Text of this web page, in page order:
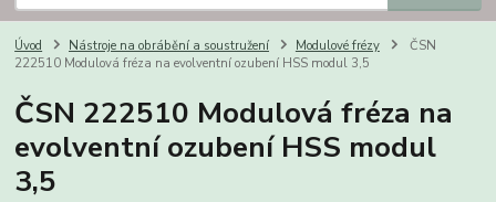
Úvod Nástroje na obrábění a soustružení Modulové frézy
ČSN
222510 Modulová fréza na evolventní ozubení HSS modul 3,5
ČSN 222510 Modulová fréza na
evolventní ozubení HSS modul
3,5